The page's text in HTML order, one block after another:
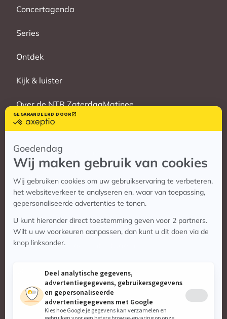
Concertagenda
Series
Ontdek
Kijk & luister
Over de NTR ZaterdagMatinee
Vrienden
Veelgestelde vragen
Contact
Contact
Vragen? Bekijk de contactpagina
Stuur ons een e-mail:
info@zaterdagmatinee.nl